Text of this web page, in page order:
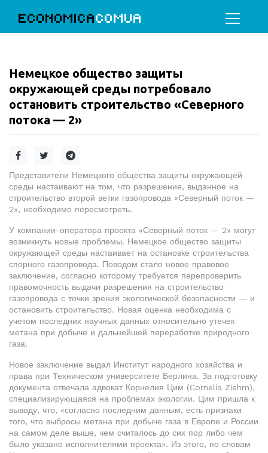
ECONOMICACOMUA
Немецкое общество защиты
окружающей среды потребовало
остановить строительство «Северного
потока — 2»
Представители Немецкого общества защиты окружающей
среды настаивают на том, что разрешение, выданное на
строительство второй ветки газопровода «Северный поток —
2», необходимо пересмотреть.
У компании-оператора проекта «Северный поток — 2» могут
возникнуть новые проблемы. Немецкое общество защиты
окружающей среды настаивает на остановке строительства
спорного газопровода. Поводом стало новое правовое
заключение, согласно которому требуется перепроверить
правомочность выдачи разрешения на строительство
газопровода с точки зрения экологической безопасности — и
остановить строительство. Новая оценка необходима с
учетом последних научных данных относительно утечек
метана при добыче и дальнейшей переработке природного
газа.
Новое заключение выдал Институт народного хозяйства и
права при Техническом университете Берлина. За подготовку
документа отвечала адвокат Корнелия Цим (Cornelia Ziehm),
специализирующаяся на проблемах экологии. Цим пришла к
выводу, что, «согласно последним данным, есть признаки
того, что выбросы метана при добыче газа в Европе и России
на самом деле выше, чем считалось до сих пор либо чем
было указано исполнителями проекта». Из этого, по словам